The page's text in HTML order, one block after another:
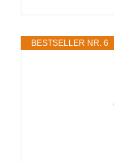
BESTSELLER NR. 6